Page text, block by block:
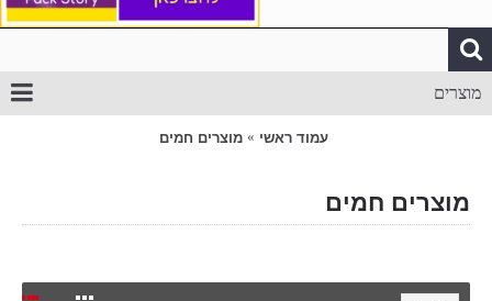
מוצרים
עמוד ראשי מוצרים חמים
מוצרים חמים